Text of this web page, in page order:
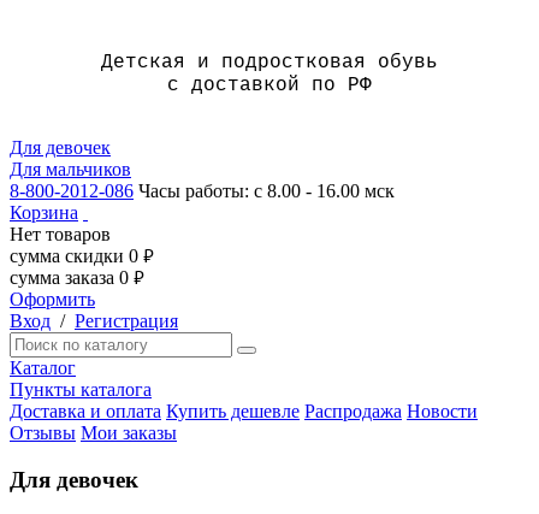
Детская и подростковая обувь
с доставкой по РФ
Для девочек
Для мальчиков
8-800-2012-086 Часы работы: с 8.00 - 16.00 мск
Корзина
Нет товаров
сумма скидки 0 руб.
сумма заказа 0 руб.
Оформить
Вход / Регистрация
Каталог
Пункты каталога
Доставка и оплата Купить дешевле Распродажа Новости
Отзывы Мои заказы
Для девочек